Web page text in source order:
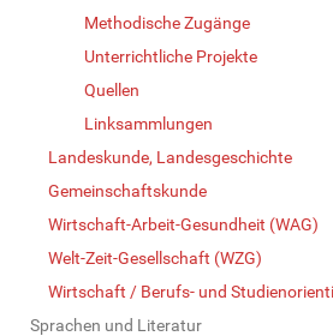
Methodische Zugänge
Unterrichtliche Projekte
Quellen
Linksammlungen
Landeskunde, Landesgeschichte
Gemeinschaftskunde
Wirtschaft-Arbeit-Gesundheit (WAG)
Welt-Zeit-Gesellschaft (WZG)
Wirtschaft / Berufs- und
Sprachen und Literatur